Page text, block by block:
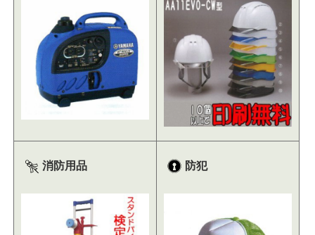
消防用品 防犯